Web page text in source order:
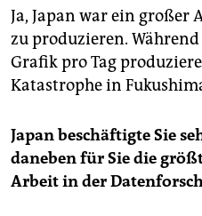
Ja, Japan war ein großer
zu produzieren.
Grafik pro Tag
Katastrophe in
Japan beschäftigte Sie
daneben für Sie die
Arbeit in der